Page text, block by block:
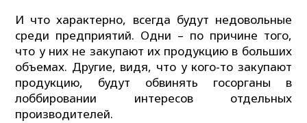
И что характерно, всегда будут недовольные
среди предприятий. Одни – по причине того,
что у них не закупают их продукцию в больших
объемах. Другие, видя, что у кого-то закупают
продукцию, будут обвинять госорганы в
лоббировании интересов отдельных
производителей.